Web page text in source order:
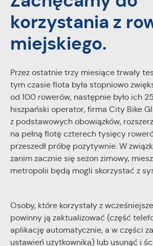
korzystania z
miejskiego.
Przez ostatnie trzy miesiące trwały
tym czasie flota była stopniowo
od 100 rowerów, następnie było ich
hiszpański operator, firma City Bike
z podstawowych obowiązków,
na pełną flotę czterech tysięcy
przeszedł próbę pozytywnie. W
zanim zacznie się sezon zimowy,
metropolii będą mogli skorzystać z
Osoby, które korzystały z
powinny ją zaktualizować (część
aplikację automatycznie, a w części
ustawień użytkownika) lub usunąć i
Twoich zwyczajów dotyczących
internetowej. Treści promocyjne mogą
stronach podmiotów trzecich lub firm
partnerami oraz innych dostawców usług.
charakterze pośredników prezentujących
społecznościowych.